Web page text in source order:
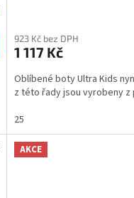
923 Kč bez DPH
1 117 Kč
Oblíbené boty Ultra Kids
z této řady jsou vyrobeny z
25
AKCE